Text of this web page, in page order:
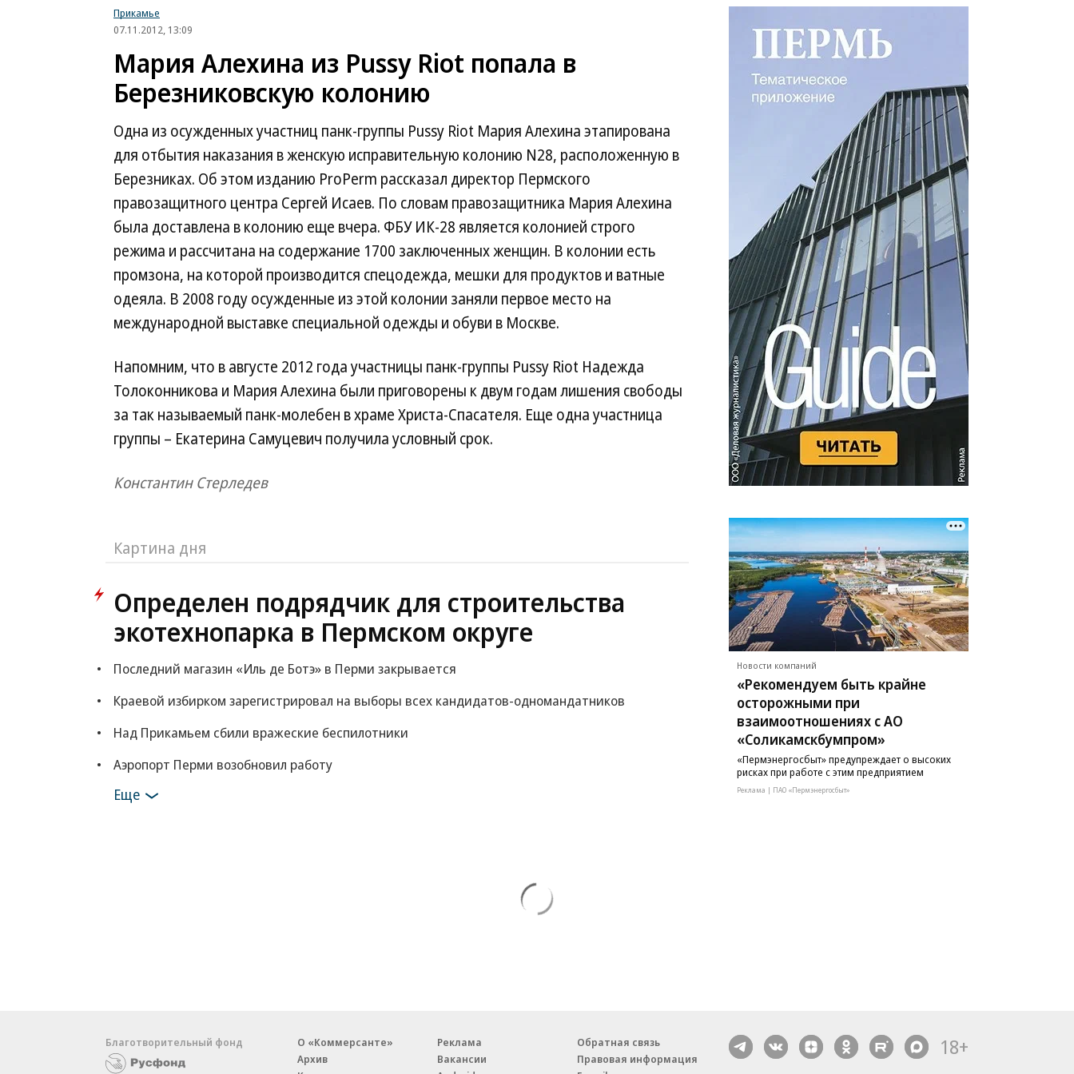
Прикамье
07.11.2012, 13:09
Мария Алехина из Pussy Riot попала в
Березниковскую колонию
Одна из осужденных участниц панк-группы Pussy Riot Мария Алехина этапирована
для отбытия наказания в женскую исправительную колонию N28, расположенную в
Березниках. Об этом изданию ProPerm рассказал директор Пермского
правозащитного центра Сергей Исаев. По словам правозащитника Мария Алехина
была доставлена в колонию еще вчера. ФБУ ИК-28 является колонией строго
режима и рассчитана на содержание 1700 заключенных женщин. В колонии есть
промзона, на которой производится спецодежда, мешки для продуктов и ватные
одеяла. В 2008 году осужденные из этой колонии заняли первое место на
международной выставке специальной одежды и обуви в Москве.
Напомним, что в августе 2012 года участницы панк-группы Pussy Riot Надежда
Толоконникова и Мария Алехина были приговорены к двум годам лишения свободы
за так называемый панк-молебен в храме Христа-Спасателя. Еще одна участница
группы – Екатерина Самуцевич получила условный срок.
Константин Стерледев
Картина дня
Определен подрядчик для строительства
экотехнопарка в Пермском округе
Последний магазин «Иль де Ботэ» в Перми закрывается
Краевой избирком зарегистрировал на выборы всех кандидатов-одномандатников
Над Прикамьем сбили вражеские беспилотники
Аэропорт Перми возобновил работу
Еще
Новости компаний
«Рекомендуем быть крайне
осторожными при
взаимоотношениях с АО
«Соликамскбумпром»
«Пермэнергосбыт» предупреждает о высоких
рисках при работе с этим предприятием
Реклама | ПАО «Пермэнергосбыт»
Благотворительный фонд
О «Коммерсанте»
Архив
Реклама
Вакансии
Обратная связь
Правовая информация
18+